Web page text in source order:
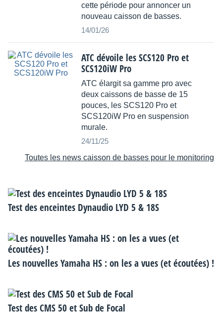
cette période pour annoncer un
nouveau caisson de basses.
14/01/26
ATC dévoile les SCS120 Pro et
SCS120iW Pro
ATC élargit sa gamme pro avec
deux caissons de basse de 15
pouces, les SCS120 Pro et
SCS120iW Pro en suspension
murale.
24/11/25
Toutes les news caisson de basses pour le monitoring
Test des enceintes Dynaudio LYD 5 & 18S
Les nouvelles Yamaha HS : on les a vues (et écoutées) !
Test des CMS 50 et Sub de Focal